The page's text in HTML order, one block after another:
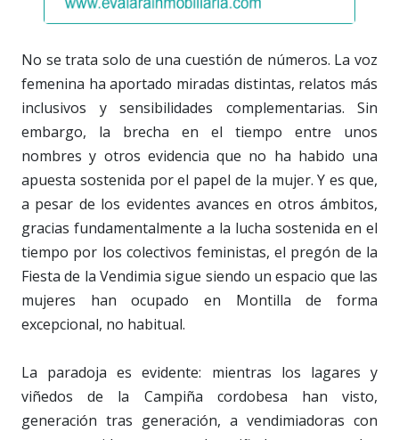
No se trata solo de una cuestión de números. La voz
femenina ha aportado miradas distintas, relatos más
inclusivos y sensibilidades complementarias. Sin
embargo, la brecha en el tiempo entre unos
nombres y otros evidencia que no ha habido una
apuesta sostenida por el papel de la mujer. Y es que,
a pesar de los evidentes avances en otros ámbitos,
gracias fundamentalmente a la lucha sostenida en el
tiempo por los colectivos feministas, el pregón de la
Fiesta de la Vendimia sigue siendo un espacio que las
mujeres han ocupado en Montilla de forma
excepcional, no habitual.
La paradoja es evidente: mientras los lagares y
viñedos de la Campiña cordobesa han visto,
generación tras generación, a vendimiadoras con